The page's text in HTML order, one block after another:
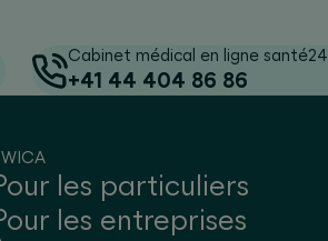
Cabinet médical en ligne santé24
+41 44 404 86 86
les particuliers
les entreprises